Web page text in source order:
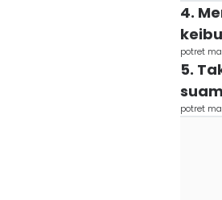
4.
potret
5.
potret